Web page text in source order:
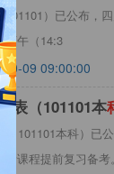
）已公布，
下午（14:3
09 09:00:00
表（101101本
（101101本科）已
课程提前复习备考